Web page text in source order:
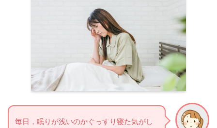
毎日，眠りが浅いのかぐっすり寝た気がし